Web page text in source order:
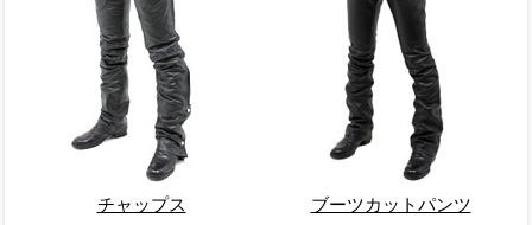
チャップス ブーツカットパンツ